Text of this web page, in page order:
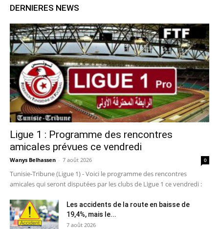
DERNIERES NEWS
Ligue 1 : Programme des rencontres
amicales prévues ce vendredi
Wanys Belhassen - 7 août 2026 0
Tunisie-Tribune (Ligue 1) - Voici le programme des rencontres
amicales qui seront disputées par les clubs de Ligue 1 ce vendredi :
Les accidents de la route en baisse de
19,4%, mais le...
7 août 2026